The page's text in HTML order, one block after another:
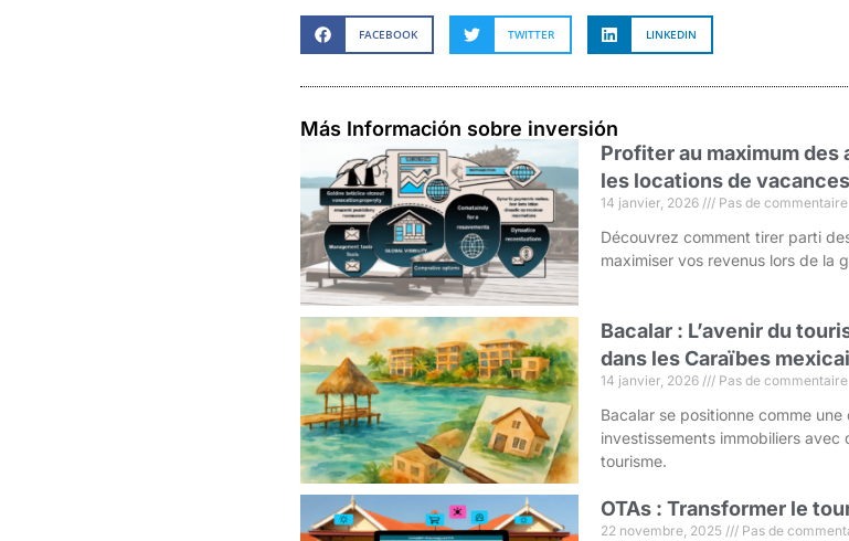
FACEBOOK TWITTER LINKEDIN
Más Información sobre inversión
Profiter au maximum des
les locations de vacances
14 janvier, 2026 Pas de commentaire
Découvrez comment tirer parti
maximiser vos revenus lors de la
Bacalar : L’avenir du
dans les Caraïbes
14 janvier, 2026 Pas de commentaire
Bacalar se positionne comme
investissements immobiliers
tourisme.
OTAs : Transformer le
22 novembre, 2025 Pas de